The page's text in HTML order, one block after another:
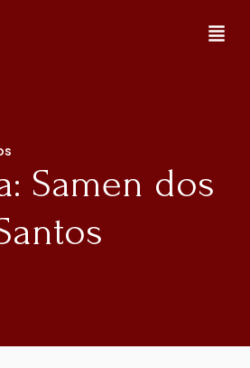
Samen dos